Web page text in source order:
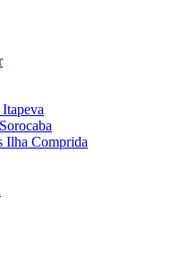
Ilha Comprida